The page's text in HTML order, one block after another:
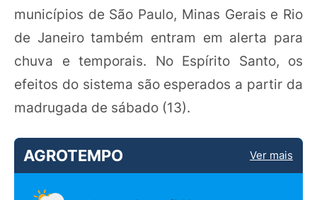
municípios de São Paulo, Minas Gerais e Rio
de Janeiro também entram em alerta para
chuva e temporais. No Espírito Santo, os
efeitos do sistema são esperados a partir da
madrugada de sábado (13).
AGROTEMPO Ver mais